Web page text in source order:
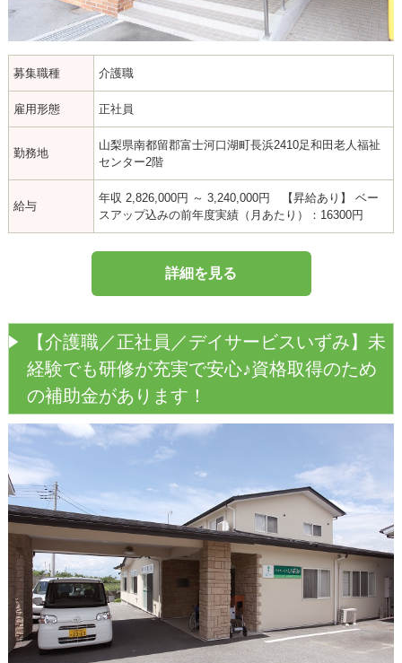
募集職種 介護職
雇用形態 正社員
勤務地
山梨県南都留郡富士河口湖町長浜2410足和田老人福祉
センター2階
給与
年収 2,826,000円 ～ 3,240,000円 【昇給あり】 ベー
スアップ込みの前年度実績（月あたり）：16300円
詳細を見る
【介護職／正社員／デイサービスいずみ】未
経験でも研修が充実で安心♪資格取得のため
の補助金があります！